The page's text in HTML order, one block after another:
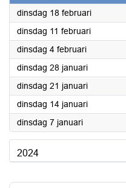
dinsdag 18 februari2025
dinsdag 11 februari2025
dinsdag 4 februari2025
dinsdag 28 januari2025
dinsdag 21 januari2025
dinsdag 14 januari2025
dinsdag 7 januari2025
2024